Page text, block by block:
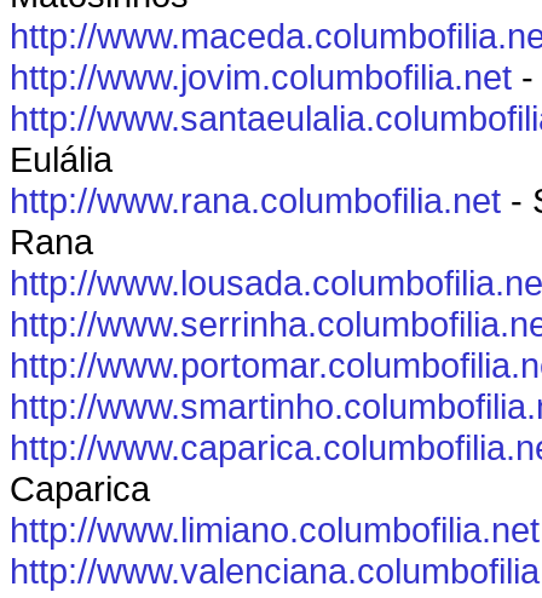
http://
http://www.jovim.columbofilia.net -
http://
Eulália
http://www.rana.columbofilia.net -
Rana
http://
http://
http://
http://
http://
Caparica
http://www.limiano.columbofilia.net
http://